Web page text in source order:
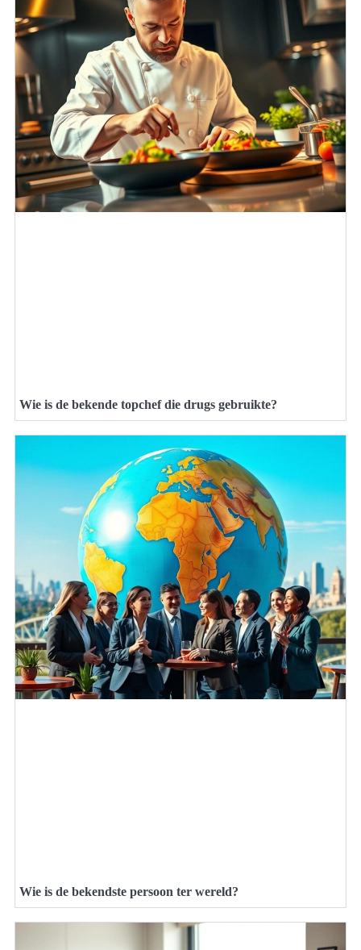
Wie is de bekende topchef die drugs gebruikte?
Wie is de bekendste persoon ter wereld?